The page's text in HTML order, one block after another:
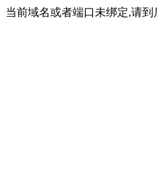
当前域名或者端口未绑定,请